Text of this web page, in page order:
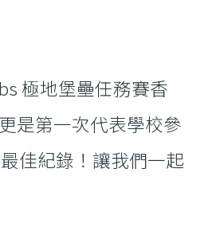
極地堡壘任務賽香
是第一次代表學校參
佳紀錄！讓我們一起